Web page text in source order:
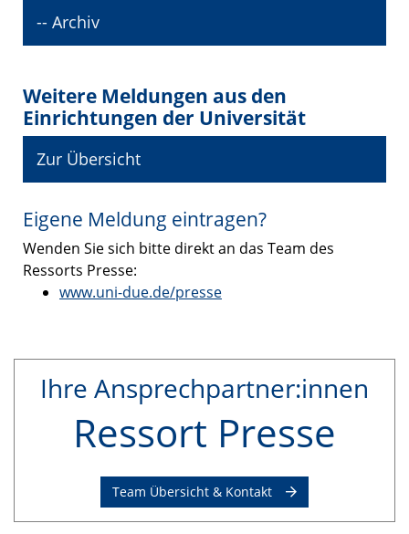
-- Archiv
Weitere Meldungen aus den
Einrichtungen der Universität
Zur Übersicht
Eigene Meldung eintragen?
Wenden Sie sich bitte direkt an das Team des
Ressorts Presse:
www.uni-due.de/presse
Ihre Ansprechpartner:innen
Ressort Presse
Team Übersicht & Kontakt